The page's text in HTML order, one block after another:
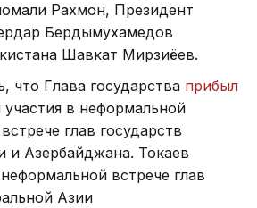
Рахмон, Президент
Бердымухамедов
Шавкат Мирзиёев.
что Глава государства прибыл
в неформальной
глав государств
и Азербайджана. Токаев
встрече глав
Азии